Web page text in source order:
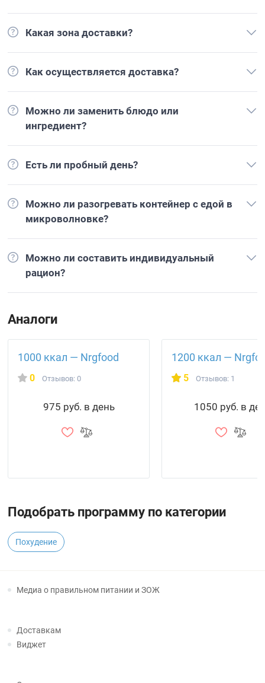
Какая зона доставки?
Как осуществляется доставка?
Можно ли заменить блюдо или
ингредиент?
Есть ли пробный день?
Можно ли разогревать контейнер с едой в
микроволновке?
Можно ли составить индивидуальный
рацион?
Аналоги
1000 ккал — Nrgfood
0 Отзывов: 0
975 руб. в день
1200 ккал —
5 Отзывов: 1
1050 руб. в
Подобрать программу по категории
Похудение
Медиа о правильном питании и ЗОЖ
Доставкам
Виджет